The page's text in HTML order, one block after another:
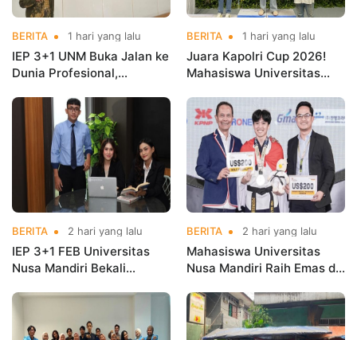
BERITA 1 hari yang lalu
IEP 3+1 UNM Buka Jalan ke
Dunia Profesional,
Kementerian Koperasi
BERITA 1 hari yang lalu
Juara Kapolri Cup 2026!
Mahasiswa Universitas
Nama Kampus di Kejurnas
Taekwondo
BERITA 2 hari yang lalu
IEP 3+1 FEB Universitas
Nusa Mandiri Bekali
Kerja Sebelum Lulus
BERITA 2 hari yang lalu
Mahasiswa Universitas
Nusa Mandiri Raih Emas di
Indonesia Open
Championships 2026